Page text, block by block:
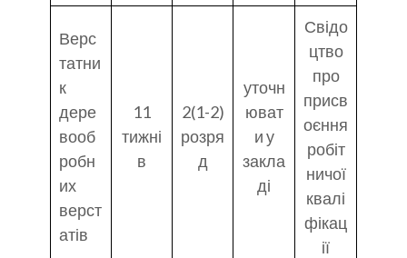
Верс
татни
к
дере
вооб
робн
их
верст
атів
11
тижні
в
2(1-2)
розря
д
уточн
юват
и у
закла
ді
Свідо
цтво
про
присв
оєння
робіт
ничої
квалі
фікац
ії